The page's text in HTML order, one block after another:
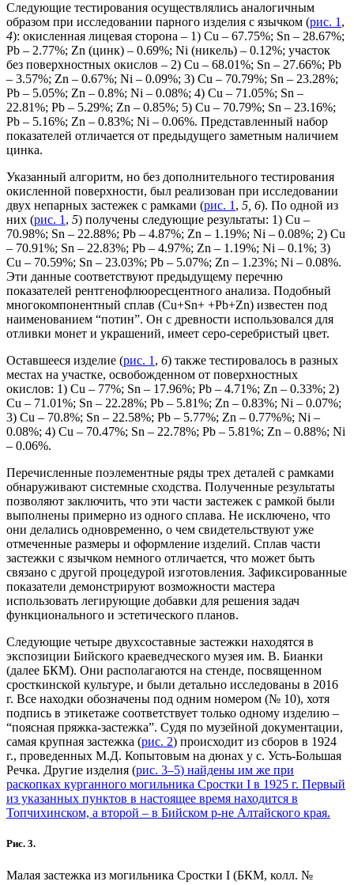
Следующие тестирования осуществлялись аналогичным
образом при исследовании парного изделия с язычком (рис. 1 ,
4): окисленная лицевая сторона – 1) Cu – 67.75%; Sn – 28.67%;
Pb – 2.77%; Zn (цинк) – 0.69%; Ni (никель) – 0.12%; участок
без поверхностных окислов – 2) Cu – 68.01%; Sn – 27.66%; Pb
– 3.57%; Zn – 0.67%; Ni – 0.09%; 3) Cu – 70.79%; Sn – 23.28%;
Pb – 5.05%; Zn – 0.8%; Ni – 0.08%; 4) Cu – 71.05%; Sn –
22.81%; Pb – 5.29%; Zn – 0.85%; 5) Cu – 70.79%; Sn – 23.16%;
Pb – 5.16%; Zn – 0.83%; Ni – 0.06%. Представленный набор
показателей отличается от предыдущего заметным наличием
цинка.
Указанный алгоритм, но без дополнительного тестирования
окисленной поверхности, был реализован при исследовании
двух непарных застежек с рамками (рис. 1 , 5, 6). По одной из
них (рис. 1 , 5) получены следующие результаты: 1) Cu –
70.98%; Sn – 22.88%; Pb – 4.87%; Zn – 1.19%; Ni – 0.08%; 2) Cu
– 70.91%; Sn – 22.83%; Pb – 4.97%; Zn – 1.19%; Ni – 0.1%; 3)
Cu – 70.59%; Sn – 23.03%; Pb – 5.07%; Zn – 1.23%; Ni – 0.08%.
Эти данные соответствуют предыдущему перечню
показателей рентгенофлюоресцентного анализа. Подобный
многокомпонентный сплав (Cu+Sn+ +Pb+Zn) известен под
наименованием “потин”. Он с древности использовался для
отливки монет и украшений, имеет серо-серебристый цвет.
Оставшееся изделие (рис. 1 , 6) также тестировалось в разных
местах на участке, освобожденном от поверхностных
окислов: 1) Cu – 77%; Sn – 17.96%; Pb – 4.71%; Zn – 0.33%; 2)
Cu – 71.01%; Sn – 22.28%; Pb – 5.81%; Zn – 0.83%; Ni – 0.07%;
3) Cu – 70.8%; Sn – 22.58%; Pb – 5.77%; Zn – 0.77%%; Ni –
0.08%; 4) Cu – 70.47%; Sn – 22.78%; Pb – 5.81%; Zn – 0.88%; Ni
– 0.06%.
Перечисленные поэлементные ряды трех деталей с рамками
обнаруживают системные сходства. Полученные результаты
позволяют заключить, что эти части застежек с рамкой были
выполнены примерно из одного сплава. Не исключено, что
они делались одновременно, о чем свидетельствуют уже
отмеченные размеры и оформление изделий. Сплав части
застежки с язычком немного отличается, что может быть
связано с другой процедурой изготовления. Зафиксированные
показатели демонстрируют возможности мастера
использовать легирующие добавки для решения задач
функционального и эстетического планов.
Следующие четыре двухсоставные застежки находятся в
экспозиции Бийского краеведческого музея им. В. Бианки
(далее БКМ). Они располагаются на стенде, посвященном
сросткинской культуре, и были детально исследованы в 2016
г. Все находки обозначены под одним номером (№ 10), хотя
подпись в этикетаже соответствует только одному изделию –
“поясная пряжка-застежка”. Судя по музейной документации,
самая крупная застежка (рис. 2) происходит из сборов в 1924
г., проведенных М.Д. Копытовым на дюнах у с. Усть-Большая
Речка. Другие изделия (рис. 3–5) найдены им же при
раскопках курганного могильника Сростки I в 1925 г. Первый
из указанных пунктов в настоящее время находится в
Топчихинском, а второй – в Бийском р-не Алтайского края.
Рис. 3.
Малая застежка из могильника Сростки I (БКМ, колл. №